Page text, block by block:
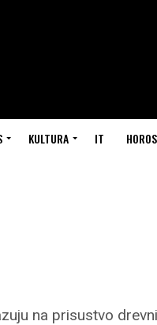
KULTURA IT
na prisustvo